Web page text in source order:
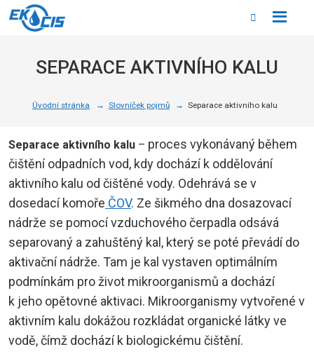
SEPARACE AKTIVNÍHO KALU
Úvodní stránka Slovníček pojmů Separace aktivního kalu
Separace aktivního kalu – proces vykonávaný během
čištění odpadních vod, kdy dochází k oddělování
aktivního kalu od čištěné vody. Odehrává se v
dosedací komoře ČOV. Ze šikmého dna dosazovací
nádrže se pomocí vzduchového čerpadla odsává
separovaný a zahuštěný kal, který se poté převádí do
aktivační nádrže. Tam je kal vystaven optimálním
podmínkám pro život mikroorganismů a dochází
k jeho opětovné aktivaci. Mikroorganismy vytvořené v
aktivním kalu dokážou rozkládat organické látky ve
vodě, čímž dochází k biologickému čištění.